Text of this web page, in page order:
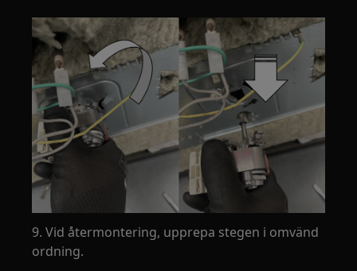
9. Vid återmontering, upprepa stegen i omvänd
ordning.